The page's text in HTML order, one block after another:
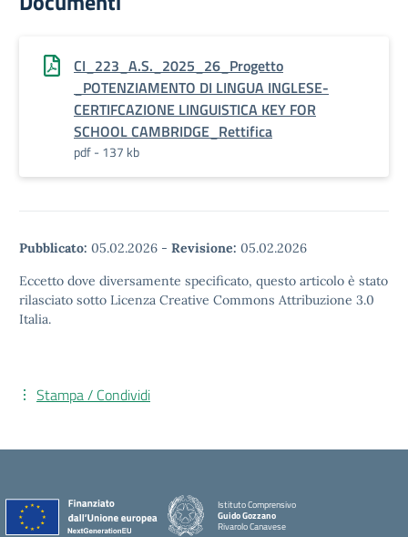
CI_223_A.S._2025_26_Progetto
_POTENZIAMENTO DI LINGUA INGLESE-
CERTIFCAZIONE LINGUISTICA KEY FOR
SCHOOL CAMBRIDGE_Rettifica
pdf - 137 kb
Pubblicato: 05.02.2026 - Revisione: 05.02.2026
Eccetto dove diversamente specificato, questo articolo è stato
rilasciato sotto Licenza Creative Commons Attribuzione 3.0
Italia.
Stampa / Condividi
Istituto Comprensivo
Guido Gozzano
Rivarolo Canavese